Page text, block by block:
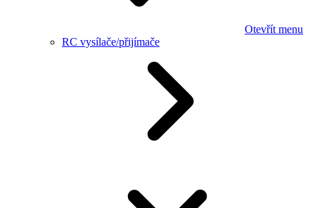
Otevřít menu
RC vysílače/přijímače